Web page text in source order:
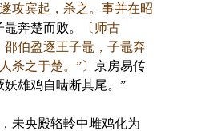
攻宾起，杀之。事并在昭
鼂奔楚而败。
〔师古
邵伯盈逐王子鼂，子鼂奔
杀之于楚。”〕 京房易传
妖雄鸡自啮断其尾。”
央殿辂軨中雌鸡化为